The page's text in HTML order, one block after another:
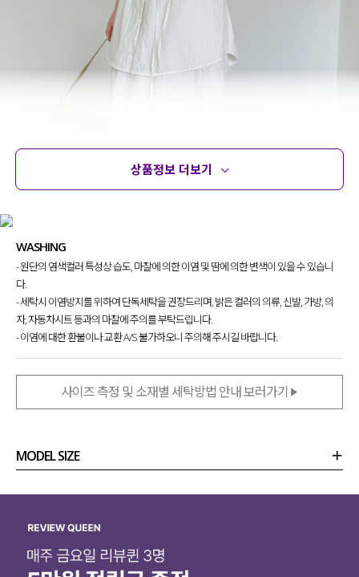
상품정보 더보기
WASHING
- 원단의 염색컬러 특성상 습도, 마찰에 의한 이염 및 땀에 의한 변색이 있을 수 있습니
다.
- 세탁시 이염방지를 위하여 단독세탁을 권장드리며, 밝은 컬러의 의류, 신발, 가방, 의
자, 자동차시트 등과의 마찰에 주의를 부탁드립니다.
- 이염에 대한 환불이나 교환 A/S 불가하오니 주의해 주시길 바랍니다.
사이즈 측정 및 소재별 세탁방법 안내 보러가기
MODEL SIZE